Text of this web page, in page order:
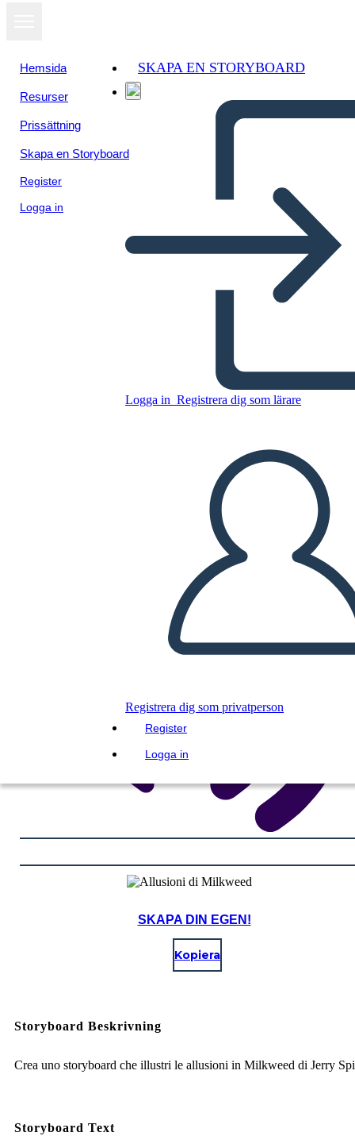
Hemsida
Resurser
Prissättning
Skapa en Storyboard
Register
Logga in
SKAPA EN STORYBOARD
Logga in Registrera dig som lärare
Registrera dig som privatperson
Register
Logga in
Allusioni di Milkweed
SKAPA EN STORYBOARD
SPELA UPP BILDSPEL
LÄS FÖR MIG
SKAPA DIN EGEN!
Kopiera
Storyboard Beskrivning
Crea uno storyboard che illustri le allusioni in Milkweed di Jerry
Storyboard Text